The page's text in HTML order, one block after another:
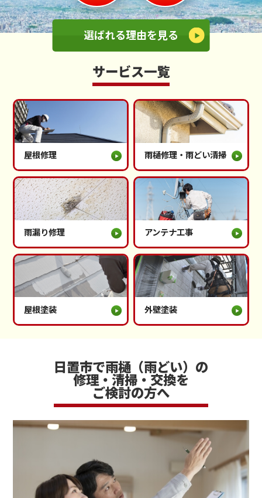
選ばれる理由を見る
サービス一覧
屋根修理 雨樋修理・雨どい清掃
雨漏り修理 アンテナ工事
屋根塗装 外壁塗装
日置市で雨樋（雨どい）の
修理・清掃・交換を
ご検討の方へ